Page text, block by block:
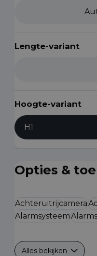
Lengte-variant
Hoogte-variant
H1
Opties &
Achteruitrijcamera
Alarmsysteem
Alles bekijken